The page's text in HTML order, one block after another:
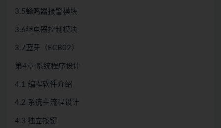
3.5蜂鸣器报警模块
3.6继电器控制模块
3.7蓝牙（ECB02）
第4章 系统程序设计
4.1 编程软件介绍
4.2 系统主流程设计
4.3 独立按键